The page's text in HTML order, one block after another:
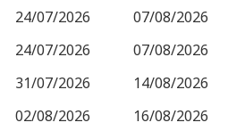
24/07/2026
07/08/2026
24/07/2026
07/08/2026
31/07/2026
14/08/2026
02/08/2026
16/08/2026